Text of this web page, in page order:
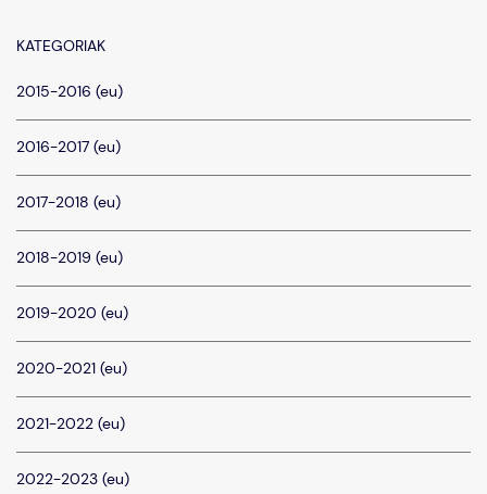
KATEGORIAK
2015-2016 (eu)
2016-2017 (eu)
2017-2018 (eu)
2018-2019 (eu)
2019-2020 (eu)
2020-2021 (eu)
2021-2022 (eu)
2022-2023 (eu)